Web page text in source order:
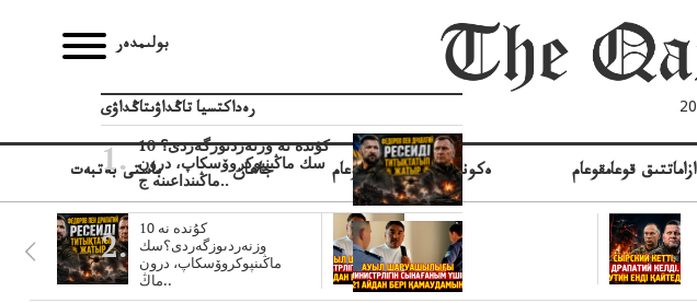
بولىمدەر
باستى بەتبەت جاھان قوعام ەكونوميكا ازاماتتىق قوعامقوعام
10 كۇندە نە
وزنەردىوزگەردى؟سك
ماڭىنپوكروۆسكاپ، درون
ماڭ..
رەداكتسيا تاڭداۋىتاڭداۋى
10 كۇندە نە وزنەردىوزگەردى؟
سك ماڭىنپوكروۆسكاپ، درون
ماڭىنداعىنە ج..